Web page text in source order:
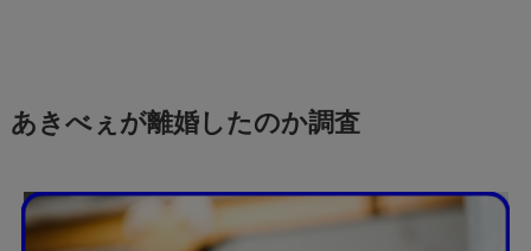
あきべぇが離婚したのか調査